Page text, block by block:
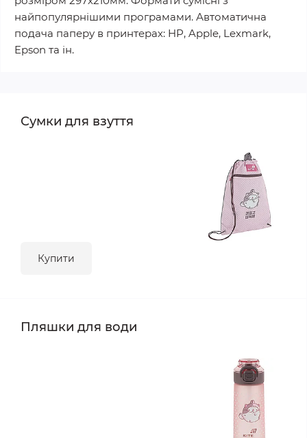
найпопулярнішими програмами. Автоматична
подача паперу в принтерах: HP, Apple, Lexmark,
Epson та ін.
Сумки для взуття
Купити
Пляшки для води